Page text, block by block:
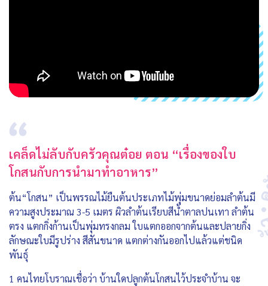
เคล็ดไม่ลับกับครัวคุณต๋อย ตอน “เรื่องของใบ
โกสนกับการนำมาทำอาหาร”
ต้น“โกสน” เป็นพรรณไม้ยืนต้นประเภทไม้พุ่มขนาดย่อมลำต้นมี
ความสูงประมาณ 3-5 เมตร ผิวลำต้นเรียบสีน้ำตาลปนเทา ลำต้น
ตรง แตกกิ่งก้านเป็นพุ่มทรงกลม ใบแตกออกจากต้นและปลายกิ่ง
ลักษณะใบมีรูปร่าง สีสันขนาด แตกต่างกันออกไปแล้วแต่ชนิด
พันธุ์
1 คนไทยโบราณเชื่อว่า บ้านใดปลูกต้นโกสนไว้ประจำบ้าน จะ